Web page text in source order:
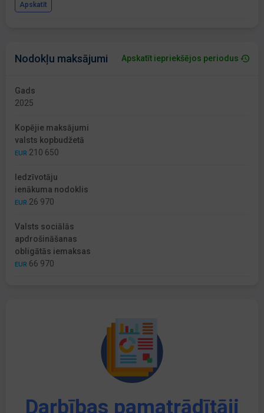
Apskatīt
Nodokļu maksājumi Apskatīt iepriekšējos periodus
Gads
2025
Kopējie maksājumi
valsts kopbudžetā
EUR 210 650
Iedzīvotāju
ienākuma nodoklis
EUR 26 970
Valsts sociālās
apdrošināšanas
obligātās iemaksas
EUR 66 970
Darbības pamatrādītāji